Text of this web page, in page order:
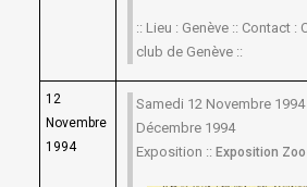
:: Lieu : Genève :: Contact :
club de Genève ::
12
Novembre
1994
Samedi 12 Novembre
Décembre 1994
Exposition :: Exposition Zoo